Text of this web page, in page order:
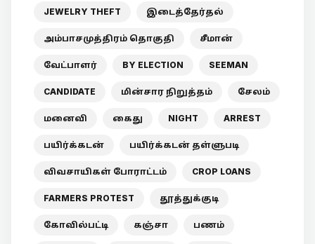
JEWELRY THEFT இடைத்தேர்தல்
அம்பாசமுத்திரம் தொகுதி சீமான்
வேட்பாளர் BY ELECTION SEEMAN
CANDIDATE மின்சார நிறுத்தம் சேலம்
மனைவி கைது NIGHT ARREST
பயிர்க்கடன் பயிர்க்கடன் தள்ளுபடி
விவசாயிகள் போராட்டம் CROP LOANS
FARMERS PROTEST தூத்துக்குடி
கோவில்பட்டி கஞ்சா பணம்